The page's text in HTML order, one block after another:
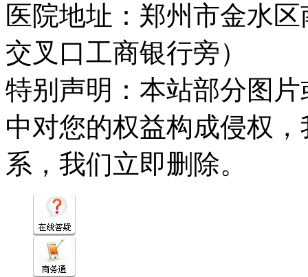
医院地址：郑州市金水
交叉口工商银行旁）
特别声明：本站部分图
中对您的权益构成侵权
系，我们立即删除。